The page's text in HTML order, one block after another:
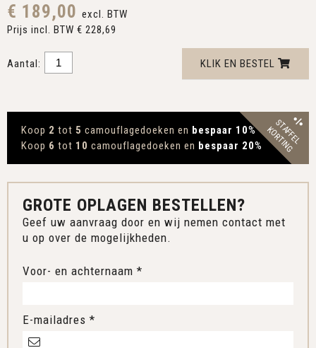
€ 189,00 excl. BTW
Prijs incl. BTW € 228,69
Aantal: KLIK EN BESTEL
Koop 2 tot 5 camouflagedoeken en bespaar 10%
Koop 6 tot 10 camouflagedoeken en bespaar 20% STAFFEL
KORTING
GROTE OPLAGEN BESTELLEN?
Geef uw aanvraag door en wij nemen contact met
u op over de mogelijkheden.
Voor- en achternaam *
E-mailadres *